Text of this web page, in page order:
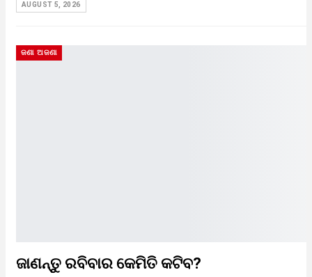
AUGUST 5, 2026
ଜଣା ଅଜଣା
ଜାଣନ୍ତୁ ରବିବାର କେମିତି କଟିବ?